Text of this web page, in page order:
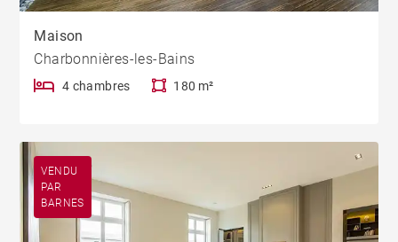
Maison
Charbonnières-les-Bains
4 chambres 180 m²
VENDU
PAR
BARNES